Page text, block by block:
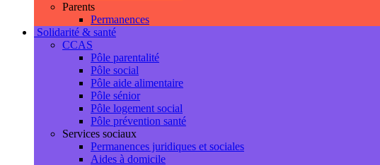
Parents
Permanences
Solidarité & santé
CCAS
Pôle parentalité
Pôle social
Pôle aide alimentaire
Pôle sénior
Pôle logement social
Pôle prévention santé
Services sociaux
Permanences juridiques et sociales
Aides à domicile